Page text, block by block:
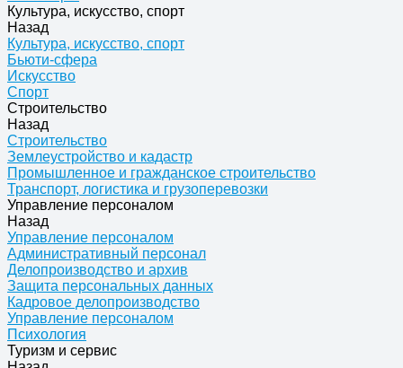
Культура, искусство, спорт
Назад
Культура, искусство, спорт
Бьюти-сфера
Искусство
Спорт
Строительство
Назад
Строительство
Землеустройство и кадастр
Промышленное и гражданское строительство
Транспорт, логистика и грузоперевозки
Управление персоналом
Назад
Управление персоналом
Административный персонал
Делопроизводство и архив
Защита персональных данных
Кадровое делопроизводство
Управление персоналом
Психология
Туризм и сервис